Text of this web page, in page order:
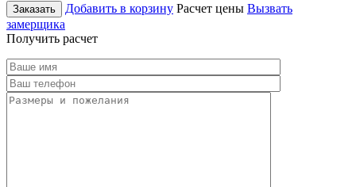
Заказать Добавить в корзину Расчет цены Вызвать
замерщика
Получить расчет